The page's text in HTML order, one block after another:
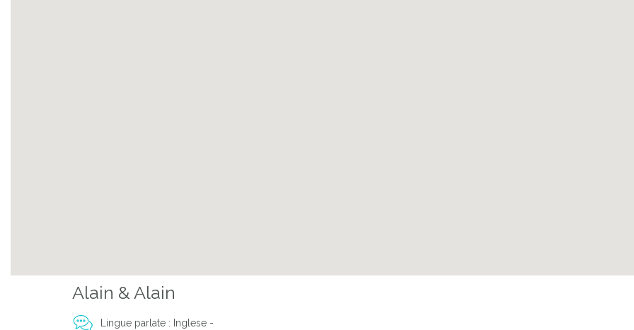
Alain & Alain
Lingue parlate : Inglese -